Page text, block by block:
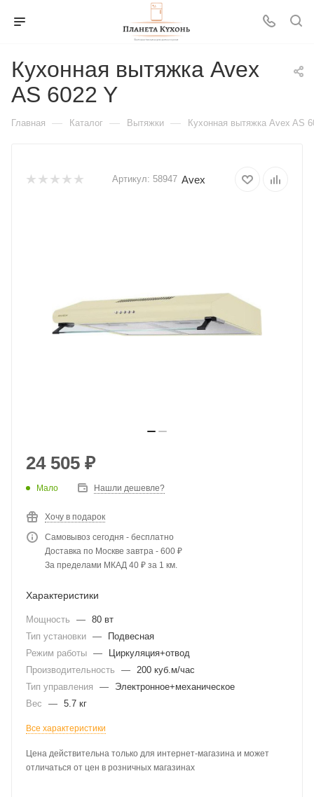
Кухонная вытяжка Avex
AS 6022 Y
Главная — Каталог — Вытяжки — Кухонная вытяжка Avex AS
Артикул: 58947 Avex
24 505 ₽
Мало Нашли дешевле?
Хочу в подарок
Самовывоз сегодня - бесплатно
Доставка по Москве завтра - 600 ₽
За пределами МКАД 40 ₽ за 1 км.
Характеристики
Мощность — 80 вт
Тип установки —
Подвесная
Режим работы —
Циркуляция+отвод
Производительность
— 200 куб.м/час
Тип управления
—
Электронное+механическое
Вес
— 5.7 кг
Все характеристики
Цена действительна только для интернет-магазина и может
отличаться от цен в розничных магазинах